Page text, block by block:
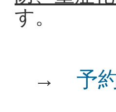
す。
→ 予